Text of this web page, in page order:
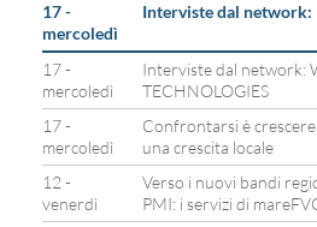
17 -
mercoledì
Interviste dal network:
17 -
mercoledì
Interviste dal network:
TECHNOLOGIES
17 -
mercoledì
Confrontarsi è
una crescita locale
12 -
venerdì
Verso i nuovi bandi
PMI: i servizi di